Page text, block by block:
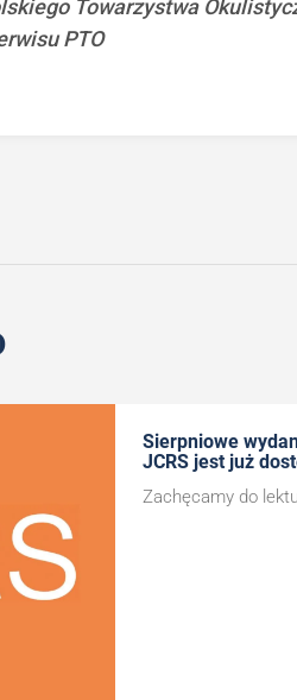
Towarzystwa
PTO
Sierpniowe
JCRS jest już
Zachęcamy do